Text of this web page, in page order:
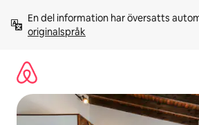
innehåll
En del information har översatts
originalspråk